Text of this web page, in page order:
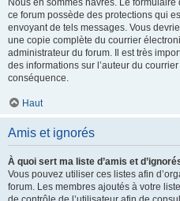
Nous en sommes navrés. Le
ce forum possède des protections qui
envoyant de tels messages. Vous
une copie complète du courrier
administrateur du forum. Il est très
des informations sur l’auteur du
conséquence.
Haut
Amis et ignorés
À quoi sert ma liste d’amis et
Vous pouvez utiliser ces listes afin
forum. Les membres ajoutés à votre